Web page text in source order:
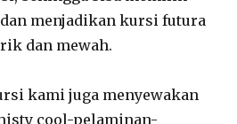
dan menjadikan kursi futura
dan mewah.
kami juga menyewakan
cool-pelaminan-